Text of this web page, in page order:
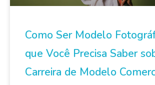
Como Ser Modelo
que Você Precisa Saber
Carreira de Modelo